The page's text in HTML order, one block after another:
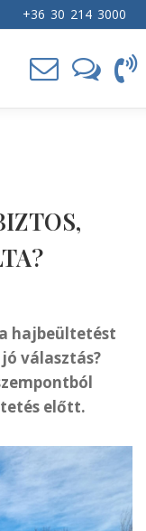
+36 30 214 3000
hajbeültetést
választás?
előtt.